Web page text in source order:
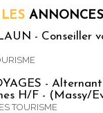
LES ANNONCES
- Conseiller
-
H/F - (Massy/
TOURISME